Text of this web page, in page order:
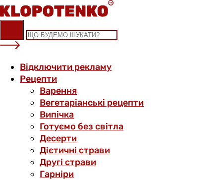
Skip
to
content
Відключити рекламу
Рецепти
Варення
Вегетаріанські рецепти
Випічка
Готуємо без світла
Десерти
Дієтичні страви
Другі страви
Гарніри